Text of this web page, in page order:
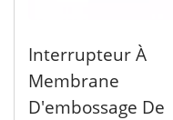
Interrupteur À
Membrane
D'embossage De